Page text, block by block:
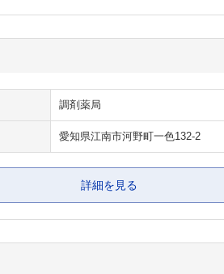
調剤薬局
愛知県江南市河野町一色132-2
詳細を見る